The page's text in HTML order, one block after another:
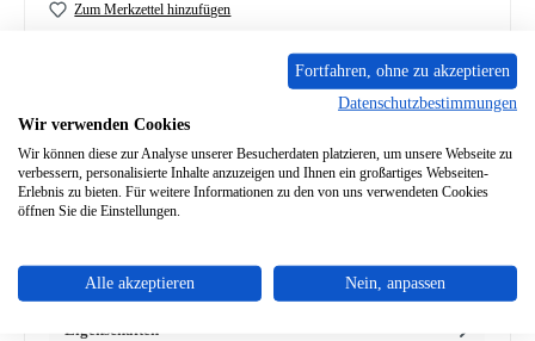
Zum Merkzettel hinzufügen
Frage zum Produkt
Beschreibung
Schaugl…Mehr
Eigenschaften
Fortfahren, ohne zu akzeptieren
Datenschutzbestimmungen
Wir verwenden Cookies
Wir können diese zur Analyse unserer Besucherdaten platzieren, um unsere Webseite zu
verbessern, personalisierte Inhalte anzuzeigen und Ihnen ein großartiges Webseiten-
Erlebnis zu bieten. Für weitere Informationen zu den von uns verwendeten Cookies
öffnen Sie die Einstellungen.
Alle akzeptieren Nein, anpassen